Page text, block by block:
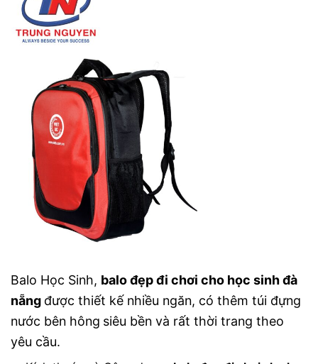
Balo Học Sinh, balo đẹp đi chơi cho học sinh đà
nẵng được thiết kế nhiều ngăn, có thêm túi đựng
nước bên hông siêu bền và rất thời trang theo
yêu cầu.